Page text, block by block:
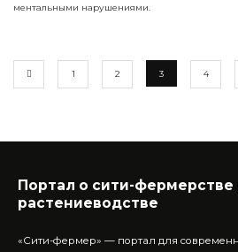
ментальными нарушениями.
1 2 3 4
Портал о сити-фермерстве
растениеводстве
«Сити-фермер» — портал для